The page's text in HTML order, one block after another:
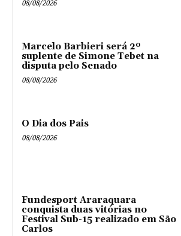
08/08/2026
Marcelo Barbieri será 2º
suplente de Simone Tebet na
disputa pelo Senado
08/08/2026
O Dia dos Pais
08/08/2026
Fundesport Araraquara
conquista duas vitórias no
Festival Sub-15 realizado em São
Carlos